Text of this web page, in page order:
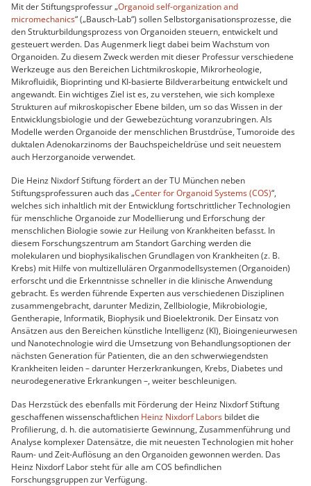
Mit der Stiftungsprofessur „Organoid self-organization and
micromechanics“ („Bausch-Lab“) sollen Selbstorganisationsprozesse, die
den Strukturbildungsprozess von Organoiden steuern, entwickelt und
gesteuert werden. Das Augenmerk liegt dabei beim Wachstum von
Organoiden. Zu diesem Zweck werden mit dieser Professur verschiedene
Werkzeuge aus den Bereichen Lichtmikroskopie, Mikrorheologie,
Mikrofluidik, Bioprinting und KI-basierte Bildverarbeitung entwickelt und
angewandt. Ein wichtiges Ziel ist es, zu verstehen, wie sich komplexe
Strukturen auf mikroskopischer Ebene bilden, um so das Wissen in der
Entwicklungsbiologie und der Gewebezüchtung voranzubringen. Als
Modelle werden Organoide der menschlichen Brustdrüse, Tumoroide des
duktalen Adenokarzinoms der Bauchspeicheldrüse und seit neuestem
auch Herzorganoide verwendet.
Die Heinz Nixdorf Stiftung fördert an der TU München neben
Stiftungsprofessuren auch das „Center for Organoid Systems (COS)“,
welches sich inhaltlich mit der Entwicklung fortschrittlicher Technologien
für menschliche Organoide zur Modellierung und Erforschung der
menschlichen Biologie sowie zur Heilung von Krankheiten befasst. In
diesem Forschungszentrum am Standort Garching werden die
molekularen und biophysikalischen Grundlagen von Krankheiten (z. B.
Krebs) mit Hilfe von multizellulären Organmodellsystemen (Organoiden)
erforscht und die Erkenntnisse schneller in die klinische Anwendung
gebracht. Es werden führende Experten aus verschiedenen Disziplinen
zusammengebracht, darunter Medizin, Zellbiologie, Mikrobiologie,
Gentherapie, Informatik, Biophysik und Bioelektronik. Der Einsatz von
Ansätzen aus den Bereichen künstliche Intelligenz (KI), Bioingenieurwesen
und Nanotechnologie wird die Umsetzung von Behandlungsoptionen der
nächsten Generation für Patienten, die an den schwerwiegendsten
Krankheiten leiden – darunter Herzerkrankungen, Krebs, Diabetes und
neurodegenerative Erkrankungen –, weiter beschleunigen.
Das Herzstück des ebenfalls mit Förderung der Heinz Nixdorf Stiftung
geschaffenen wissenschaftlichen Heinz Nixdorf Labors bildet die
Profilierung, d. h. die automatisierte Gewinnung, Zusammenführung und
Analyse komplexer Datensätze, die mit neuesten Technologien mit hoher
Raum- und Zeit-Auflösung an den Organoiden gewonnen werden. Das
Heinz Nixdorf Labor steht für alle am COS befindlichen
Forschungsgruppen zur Verfügung.